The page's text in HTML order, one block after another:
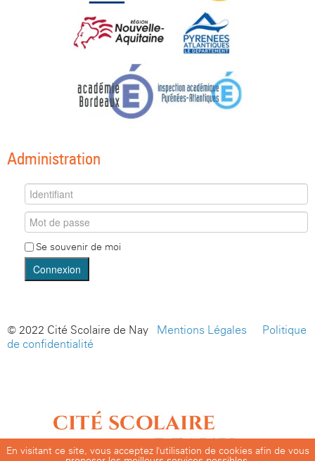
Administration
Se souvenir de moi
Connexion
© 2022 Cité Scolaire de Nay - Mentions Légales
Politique
de confidentialité
En visitant ce site, vous acceptez l'utilisation de cookies afin de vous